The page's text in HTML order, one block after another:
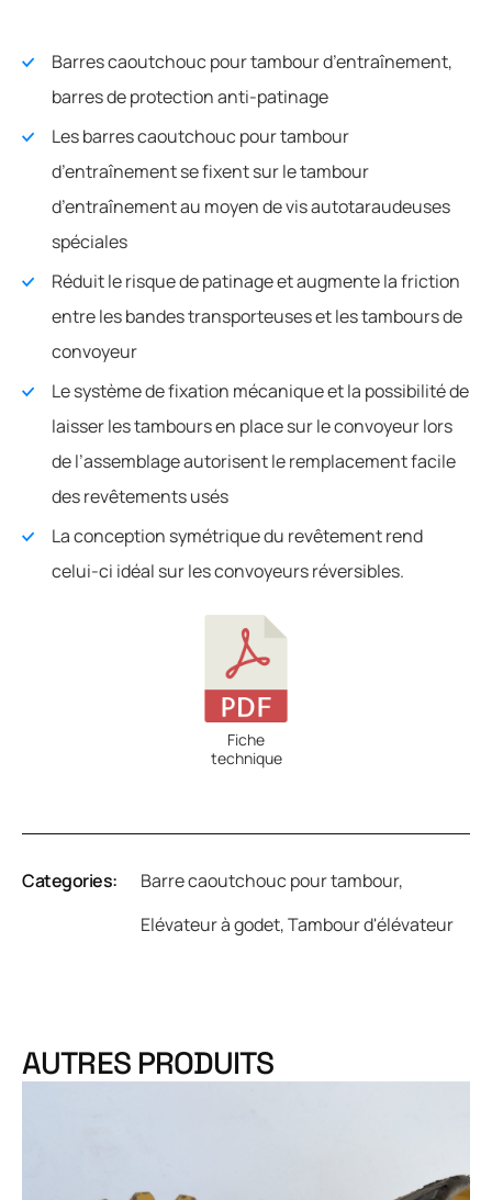
Barres caoutchouc pour tambour d’entraînement,
barres de protection anti-patinage
Les barres caoutchouc pour tambour
d’entraînement se fixent sur le tambour
d’entraînement au moyen de vis autotaraudeuses
spéciales
Réduit le risque de patinage et augmente la friction
entre les bandes transporteuses et les tambours de
convoyeur
Le système de fixation mécanique et la possibilité de
laisser les tambours en place sur le convoyeur lors
de l’assemblage autorisent le remplacement facile
des revêtements usés
La conception symétrique du revêtement rend
celui-ci idéal sur les convoyeurs réversibles.
Fiche
technique
Categories: Barre caoutchouc pour tambour,
Elévateur à godet,Tambour d'élévateur
AUTRES PRODUITS